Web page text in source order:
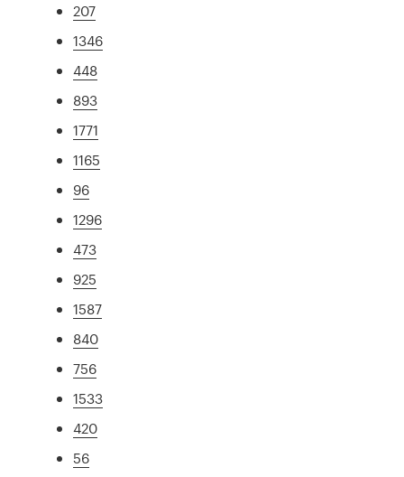
207
1346
448
893
1771
1165
96
1296
473
925
1587
840
756
1533
420
56